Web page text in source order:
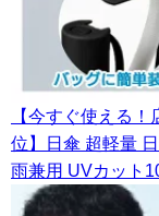
【今すぐ使える
位】日傘 超軽量
雨兼用 UVカット